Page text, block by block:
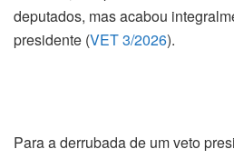
deputados, mas acabou
presidente (VET 3/2026).
Para a derrubada de um veto